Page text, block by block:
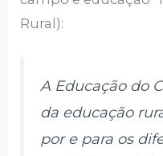
Rural):
A Educação do
da educação
por e para os